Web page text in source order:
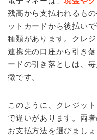
残高から支払われるも
ットカードから後払い
種類があります。クレ
連携先の口座から引き
ードの引き落としは、
徴です。
このように、クレジッ
で違いがあります。両
お支払方法を選びましょ